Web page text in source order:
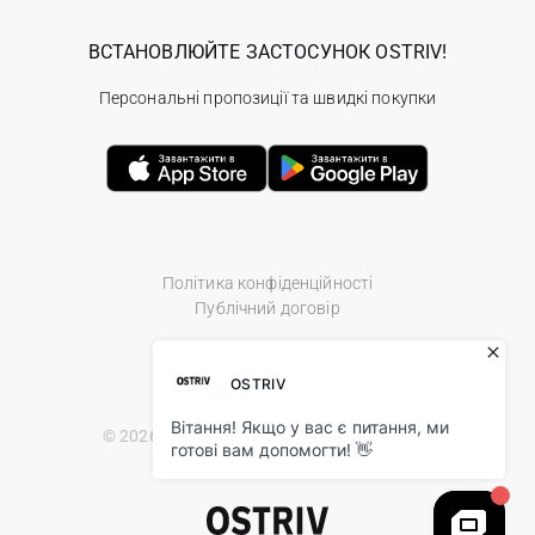
Політика конфіденційності
Публічний договір
© 2026 Ostriv.ua Store. All Rights Reserved.
ВСТАНОВЛЮЙТЕ ЗАСТОСУНОК OSTRIV!
Персональні пропозиції та швидкі покупки